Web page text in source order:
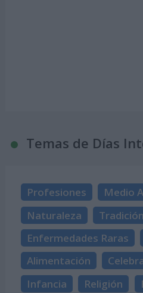
Temas de Días
Profesiones
Medio
Naturaleza
Tradición
Enfermedades Raras
Alimentación
Infancia
Religión